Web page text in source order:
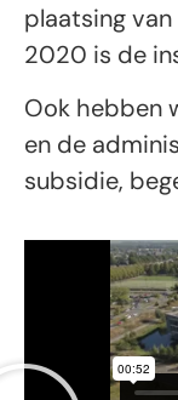
plaatsing
2020 is de
Ook hebben
en de
subsidie,